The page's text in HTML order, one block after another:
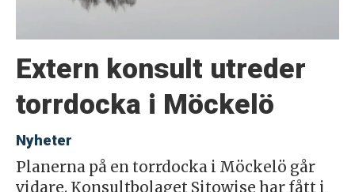
Extern konsult utreder
torrdocka i Möckelö
Nyheter
Planerna på en torrdocka i Möckelö går
vidare. Konsultbolaget Sitowise har fått i